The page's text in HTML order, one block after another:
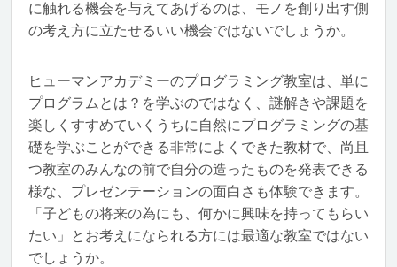
に触れる機会を与えてあげるのは、モノを創り出す側
の考え方に立たせるいい機会ではないでしょうか。
ヒューマンアカデミーのプログラミング教室は、単に
プログラムとは？を学ぶのではなく、謎解きや課題を
楽しくすすめていくうちに自然にプログラミングの基
礎を学ぶことができる非常によくできた教材で、尚且
つ教室のみんなの前で自分の造ったものを発表できる
様な、プレゼンテーションの面白さも体験できます。
「子どもの将来の為にも、何かに興味を持ってもらい
たい」とお考えになられる方には最適な教室ではない
でしょうか。